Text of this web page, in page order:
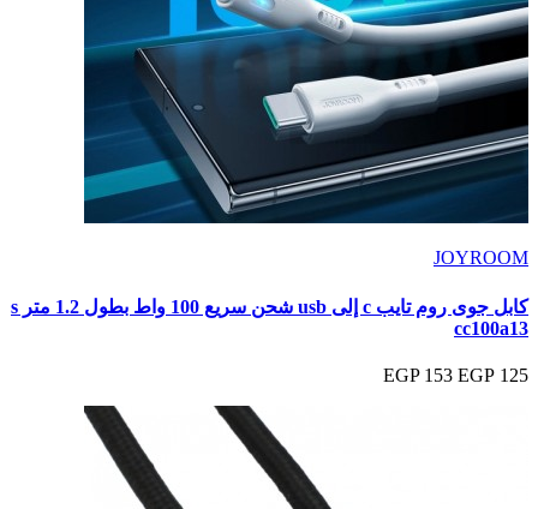
JOYROOM
كابل جوى روم تايب c إلى usb شحن سريع 100 واط بطول 1.2 متر s
cc100a13
125 EGP
153 EGP